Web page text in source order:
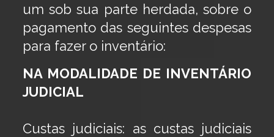
um sob sua parte herdada, sobre o
pagamento das seguintes despesas
para fazer o inventário:
NA MODALIDADE DE INVENTÁRIO
JUDICIAL
Custas judiciais: as custas judiciais